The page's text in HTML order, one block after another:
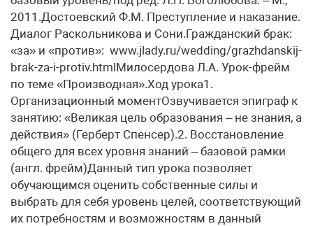
2011.Достоевский Ф.М. Преступление и наказание.
Диалог Раскольникова и Сони.Гражданский брак:
«за» и «против»: www.jlady.ru/wedding/grazhdanskij-
brak-za-i-protiv.htmlМилосердова Л.А. Урок-фрейм
по теме «Производная».Ход урока1.
Организационный моментОзвучивается эпиграф к
занятию: «Великая цель образования – не знания, а
действия» (Герберт Спенсер).2. Восстановление
общего для всех уровня знаний – базовой рамки
(англ. фрейм)Данный тип урока позволяет
обучающимся оценить собственные силы и
выбрать для себя уровень целей, соответствующий
их потребностям и возможностям в данный